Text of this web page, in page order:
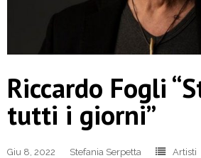
Riccardo Fogli
tutti i giorni”
Giu 8, 2022 Stefania Serpetta
Artisti